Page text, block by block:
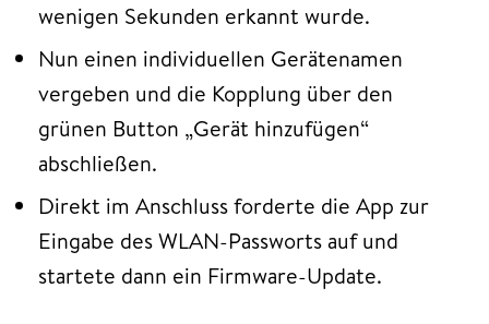
wenigen Sekunden erkannt wurde.
Nun einen individuellen Gerätenamen
vergeben und die Kopplung über den
grünen Button „Gerät hinzufügen“
abschließen.
Direkt im Anschluss forderte die App zur
Eingabe des WLAN-Passworts auf und
startete dann ein Firmware-Update.